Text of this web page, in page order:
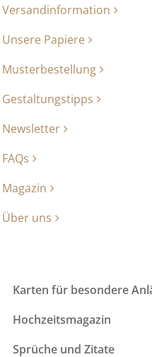
Versandinformation
Unsere Papiere
Musterbestellung
Gestaltungstipps
Newsletter
FAQs
Magazin
Über uns
Karten für besondere
Hochzeitsmagazin
Sprüche und Zitate